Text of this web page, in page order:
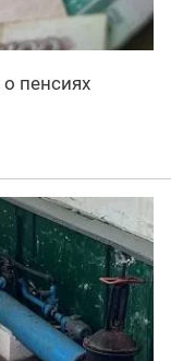
пенсиях